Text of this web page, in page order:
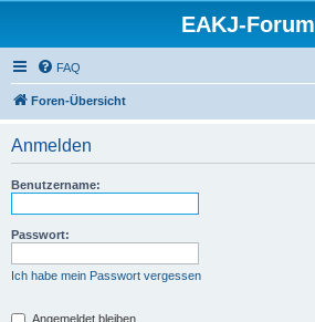
EAKJ-Forum
FAQ
Foren-Übersicht
Anmelden
Benutzername:
Passwort:
Ich habe mein Passwort vergessen
Angemeldet bleiben